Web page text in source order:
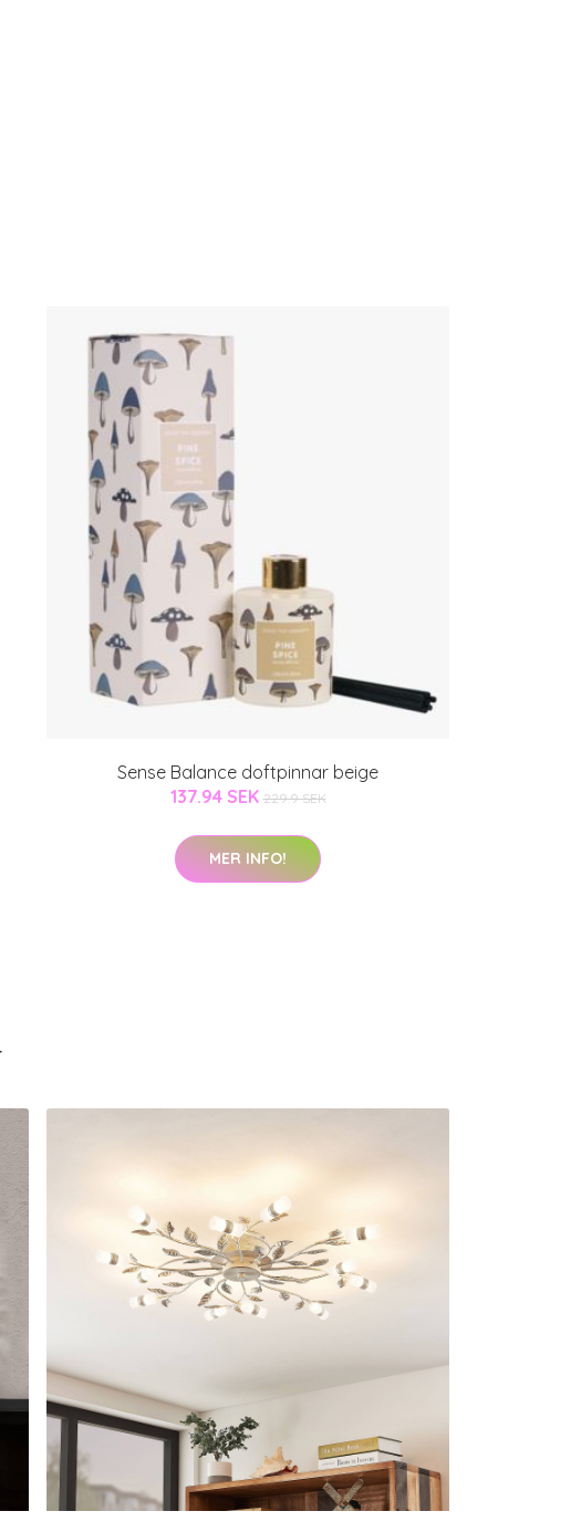
Sense Balance doftpinnar beige
137.94 SEK 229.9 SEK
MER INFO!